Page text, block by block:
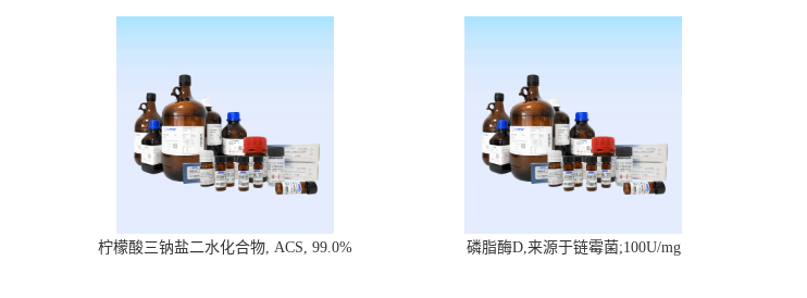
柠檬酸三钠盐二水化合物, ACS, 99.0% 磷脂酶D,来源于链霉菌;100U/mg